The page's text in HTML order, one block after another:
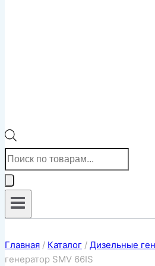
Поиск
товаров
Главная / Каталог / Дизельные
генератор SMV 66IS